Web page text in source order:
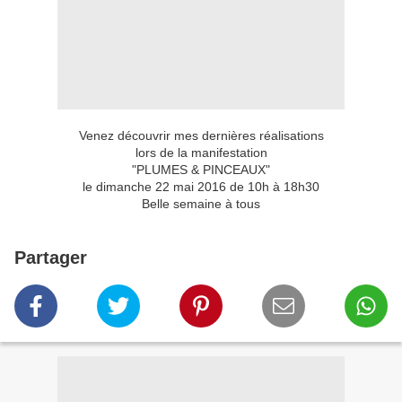
Venez découvrir mes dernières réalisations
lors de la manifestation
"PLUMES & PINCEAUX"
le dimanche 22 mai 2016 de 10h à 18h30
Belle semaine à tous
Partager